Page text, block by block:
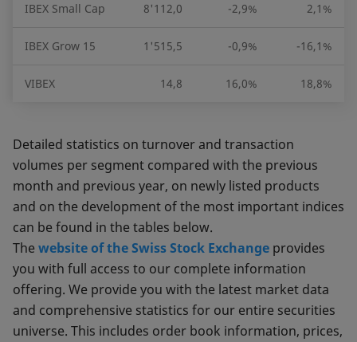
IBEX Small Cap 8'112,0 -2,9% 2,1%
IBEX Grow 15 1'515,5 -0,9% -16,1%
VIBEX 14,8 16,0% 18,8%
Detailed statistics on turnover and transaction
volumes per segment compared with the previous
month and previous year, on newly listed products
and on the development of the most important indices
can be found in the tables below.
Thewebsite of the Swiss Stock Exchange provides
you with full access to our complete information
offering. We provide you with the latest market data
and comprehensive statistics for our entire securities
universe. This includes order book information, prices,